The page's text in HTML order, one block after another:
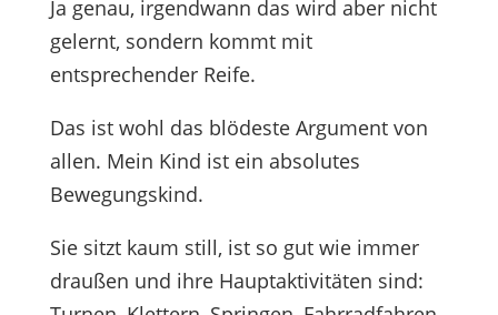
Ja genau, irgendwann das wird aber nicht
gelernt, sondern kommt mit
entsprechender Reife.
Das ist wohl das blödeste Argument von
allen. Mein Kind ist ein absolutes
Bewegungskind.
Sie sitzt kaum still, ist so gut wie immer
draußen und ihre Hauptaktivitäten sind: